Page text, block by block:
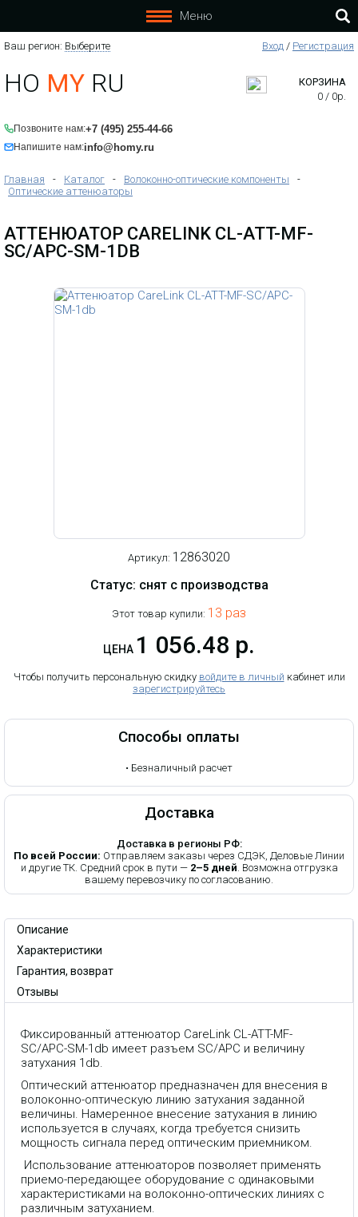
Меню
Ваш регион: Выберите Вход / Регистрация
HO MY RU
Позвоните нам:+7 (495) 255-44-66
Напишите нам:info@homy.ru
КОРЗИНА
0 / 0р.
Главная - Каталог - Волоконно-оптические компоненты
-
Оптические аттенюаторы
АТТЕНЮАТОР CARELINK CL-ATT-MF-
SC/APC-SM-1DB
Артикул: 12863020
Статус: снят с производства
Этот товар купили: 13 раз
ЦЕНА 1 056.48 р.
Чтобы получить персональную скидку войдите в личный кабинет или
зарегистрируйтесь
Способы оплаты
• Безналичный расчет
Доставка
Доставка в регионы РФ:
По всей России: Отправляем заказы через СДЭК, Деловые Линии
и другие ТК. Средний срок в пути — 2–5 дней. Возможна отгрузка
вашему перевозчику по согласованию.
Описание
Характеристики
Гарантия, возврат
Отзывы
Фиксированный аттенюатор CareLink CL-ATT-MF-
SC/APC-SM-1db имеет разъем SC/APC и величину
затухания 1db.
Оптический аттенюатор предназначен для внесения в
волоконно-оптическую линию затухания заданной
величины. Намеренное внесение затухания в линию
используется в случаях, когда требуется снизить
мощность сигнала перед оптическим приемником.
Использование аттенюаторов позволяет применять
приемо-передающее оборудование с одинаковыми
характеристиками на волоконно-оптических линиях с
различным затуханием.